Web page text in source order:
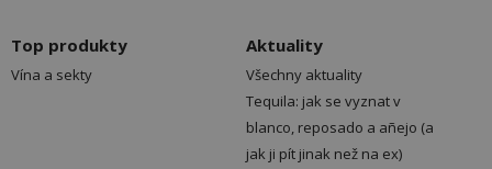
Top produkty
Vína a sekty
Aktuality
Všechny aktuality
Tequila: jak se vyznat v
blanco, reposado a añejo (a
jak ji pít jinak než na ex)